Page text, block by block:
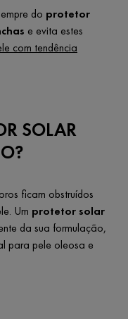
do protetor
e evita estes
com tendência
SOLAR
ficam obstruídos
Um protetor solar
da sua formulação,
para pele oleosa e